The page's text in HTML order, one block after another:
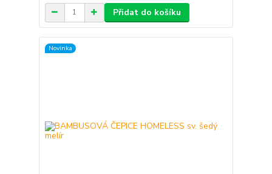
Přidat do košíku
Novinka